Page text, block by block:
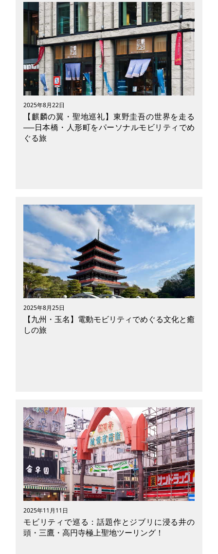
坂の途中で立ち止まり、風に吹かれて目を閉じ
る。あの歌が聞こえてくる。「カントリーロー
ド」──。ジブリ映画『耳をすませば』の舞台と
なった聖蹟桜ヶ丘（東京都多摩市）は、物語
の“世界そのもの”がそのままの姿で残された、奇
跡のような場所です。駅前の風景、図書館への坂
道、ロータリー、神社、そしていろは坂、カフ
ェ。それらをMobility（電動キックボードやEバ
イク）で巡れば、ふたりの記憶を、自分の足でな
ぞる旅が始まります。この街には、ジブリの魔法
が本当にある。そう感じさせてくれる風景と物語
の旅へ、出かけてみませんか？
2025年8月22日
【麒麟の翼・聖地巡礼】東野圭吾の世界を走る
──日本橋・人形町をパーソナルモビリティでめ
ぐる旅
東野圭吾の小説『麒麟の翼』は、感動的な人間ド
ラマと東京・日本橋の風景が溶け合う名作です。
その舞台となる街を、いま話題の**パーソナル
モビリティ（電動キックボードや自転車）**で
巡れば、まるで加賀恭一郎と一緒に歩いているか
のような体験ができます。この記事では、物語に
登場するスポットを実際に訪れながら、小説の世
界を追体験できるルートをご紹介。後半では、日
本橋七福神や加賀が立ち寄った名店、パーソナル
モビリティの安全ポイントまでカバーします。
2025年8月25日
【九州・玉名】電動モビリティでめぐる文化と癒
しの旅
熊本県北部に広がる玉名市は、古代文化と温泉街
の風情、郷土グルメ、そしてアニメファンの心を
掴む“情景の聖地”として、近年じわじわと注目を
集めています。そんな玉名の魅力を自由に、効率
よく巡るなら、電動モビリティ（Eバイクやキッ
クボード）の活用が断然おすすめ。坂道の多いエ
リアでも軽快に走れ、町の空気を肌で感じながら
観光できます。
2025年11月11日
モビリティで巡る：話題作とジブリに浸る井の
頭・三鷹・高円寺極上聖地ツーリング！